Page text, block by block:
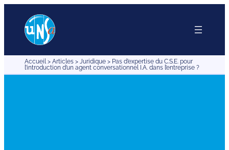
contenu
Accueil> Articles > Juridique > Pas d’expertise du C.S.E. pour
l’introduction d’un agent conversationnel I.A. dans l’entreprise ?